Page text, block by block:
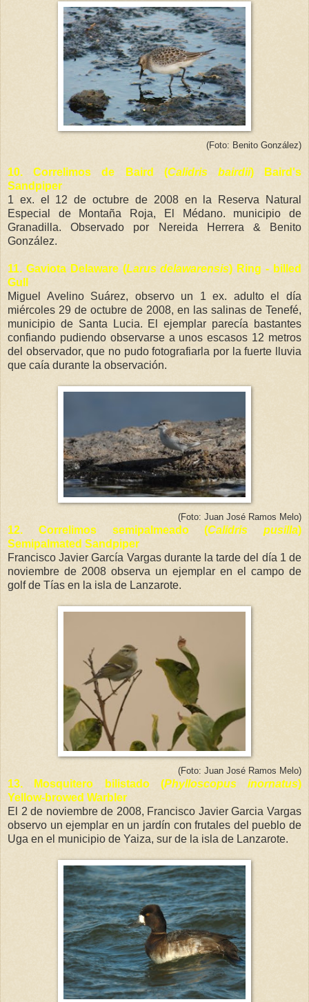
(Foto: Benito González)
10.Correlimos de Baird (Calidris bairdii) Baird's
Sandpiper
1 ex. el 12 de octubre de 2008 en la Reserva Natural
Especial de Montaña Roja, El Médano. municipio de
Granadilla. Observado por Nereida Herrera & Benito
González.
11. Gaviota Delaware (Larus delawarensis) Ring - billed
Gull
Miguel Avelino Suárez, observo un 1 ex. adulto el día
miércoles 29 de octubre de 2008, en las salinas de Tenefé,
municipio de Santa Lucia. El ejemplar parecía bastantes
confiando pudiendo observarse a unos escasos 12 metros
del observador, que no pudo fotografiarla por la fuerte lluvia
que caía durante la observación.
(Foto: Juan José Ramos Melo)
12. Correlimos semipalmeado (Calidris pusilla)
Semipalmated Sandpiper
Francisco Javier García Vargas durante la tarde del día 1 de
noviembre de 2008 observa un ejemplar en el campo de
golf de Tías en la isla de Lanzarote.
(Foto: Juan José Ramos Melo)
13. Mosquitero bilistado (Phylloscopus inornatus)
Yellow-browed Warbler
El 2 de noviembre de 2008, Francisco Javier Garcia Vargas
observo un ejemplar en un jardín con frutales del pueblo de
Uga en el municipio de Yaiza, sur de la isla de Lanzarote.